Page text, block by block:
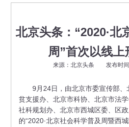
首 页
科普活动
北京头条：“2020·北
周”首次以线上
来源：北京头条 发布时间
9月24日，由北京市委宣传部、
贫支援办、北京市科协、北京市法
社科规划办、北京市西城区委、区
的“2020·北京社会科学普及周暨西